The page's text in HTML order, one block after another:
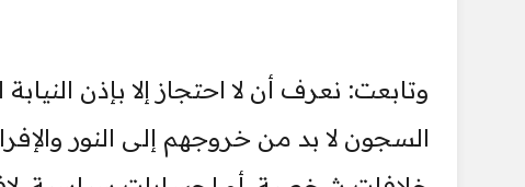
وتابعت: نعرف أن لا احتجاز إلا بإذن النيابة
السجون لا بد من خروجهم إلى النور